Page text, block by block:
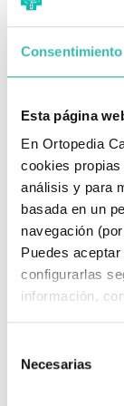
Consentimiento
Esta página
En Ortopedia
cookies
análisis y para
basada en un
navegación
Puedes
configurarlas
información,
Necesarias
RUEDAS
PROFUNDIDAD
ALTURA DEL
SUELO
LONGITUD
ALTURA TOTAL
ANCHURA
DEL